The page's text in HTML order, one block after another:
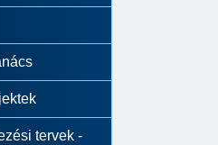
tervek -